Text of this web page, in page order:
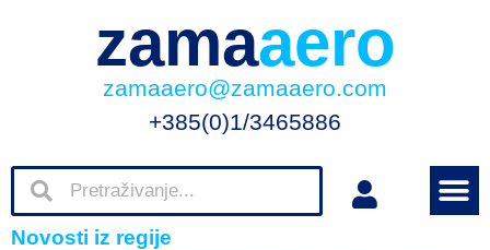
zamaaero
zamaaero@zamaaero.com
+385(0)1/3465886
Novosti iz regije